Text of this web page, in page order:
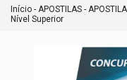
Início - APOSTILAS -
Nível Superior